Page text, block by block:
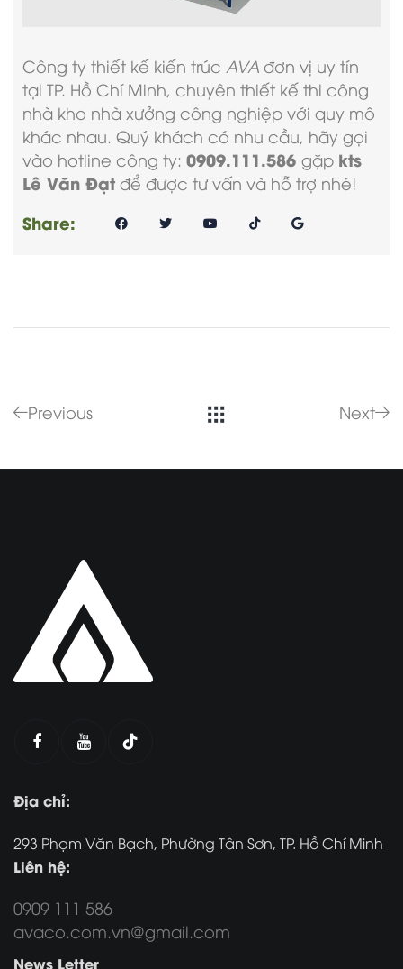
Công ty thiết kế kiến trúc AVA đơn vị uy tín
tại TP. Hồ Chí Minh, chuyên thiết kế thi công
nhà kho nhà xưởng công nghiệp với quy mô
khác nhau. Quý khách có nhu cầu, hãy gọi
vào hotline công ty: 0909.111.586 gặp kts
Lê Văn Đạt để được tư vấn và hỗ trợ nhé!
Share:
Previous Next
Địa chỉ:
293 Phạm Văn Bạch, Phường Tân Sơn, TP. Hồ Chí Minh
Liên hệ:
0909 111 586
avaco.com.vn@gmail.com
News Letter